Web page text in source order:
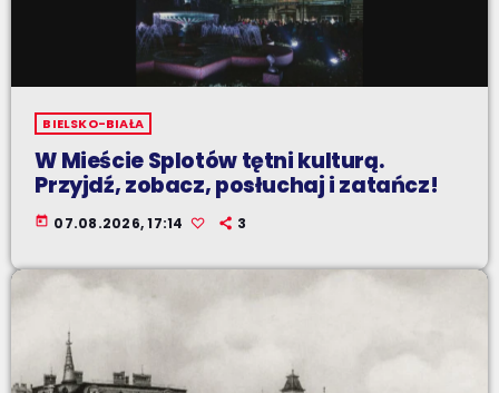
BIELSKO-BIAŁA
W Mieście Splotów tętni kulturą.
Przyjdź, zobacz, posłuchaj i zatańcz!
today 07.08.2026, 17:14 3